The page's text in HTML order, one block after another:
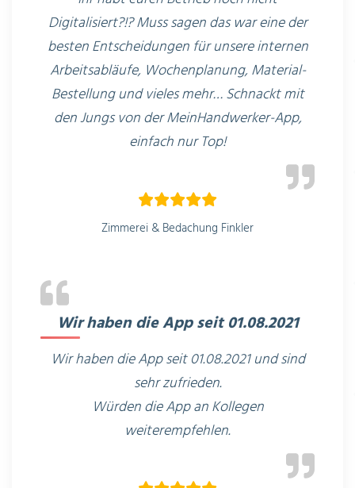
Digitalisiert?!? Muss sagen das war eine der
besten Entscheidungen für unsere internen
Arbeitsabläufe, Wochenplanung, Material-
Bestellung und vieles mehr… Schnackt mit
den Jungs von der MeinHandwerker-App,
einfach nur Top!
Zimmerei & Bedachung Finkler
Wir haben die App seit 01.08.2021
Wir haben die App seit 01.08.2021 und sind
sehr zufrieden.
Würden die App an Kollegen
weiterempfehlen.